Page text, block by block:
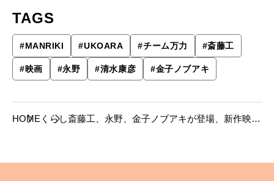
TAGS
#MANRIKI #UKOARA #チーム万力 #斎藤工
#映画 #永野 #清水康彦 #金子ノブアキ
HOME くらし斎藤工、永野、金子ノブアキが登場、新作映画